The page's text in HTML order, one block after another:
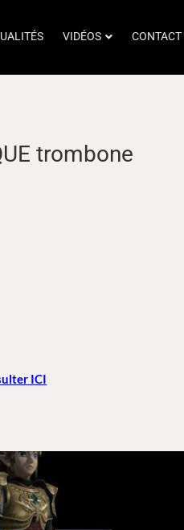
VIDÉOS CONTACT
trombone
ICI